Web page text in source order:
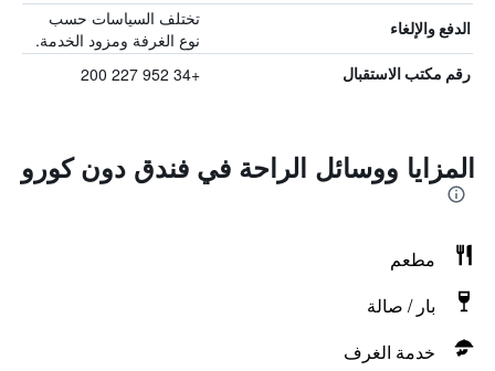
الدفع والإلغاء
تختلف السياسات حسب
نوع الغرفة ومزود الخدمة.
رقم مكتب الاستقبال +34 952 227 200
المزايا ووسائل الراحة في فندق دون كورو
مطعم
بار / صالة
خدمة الغرف